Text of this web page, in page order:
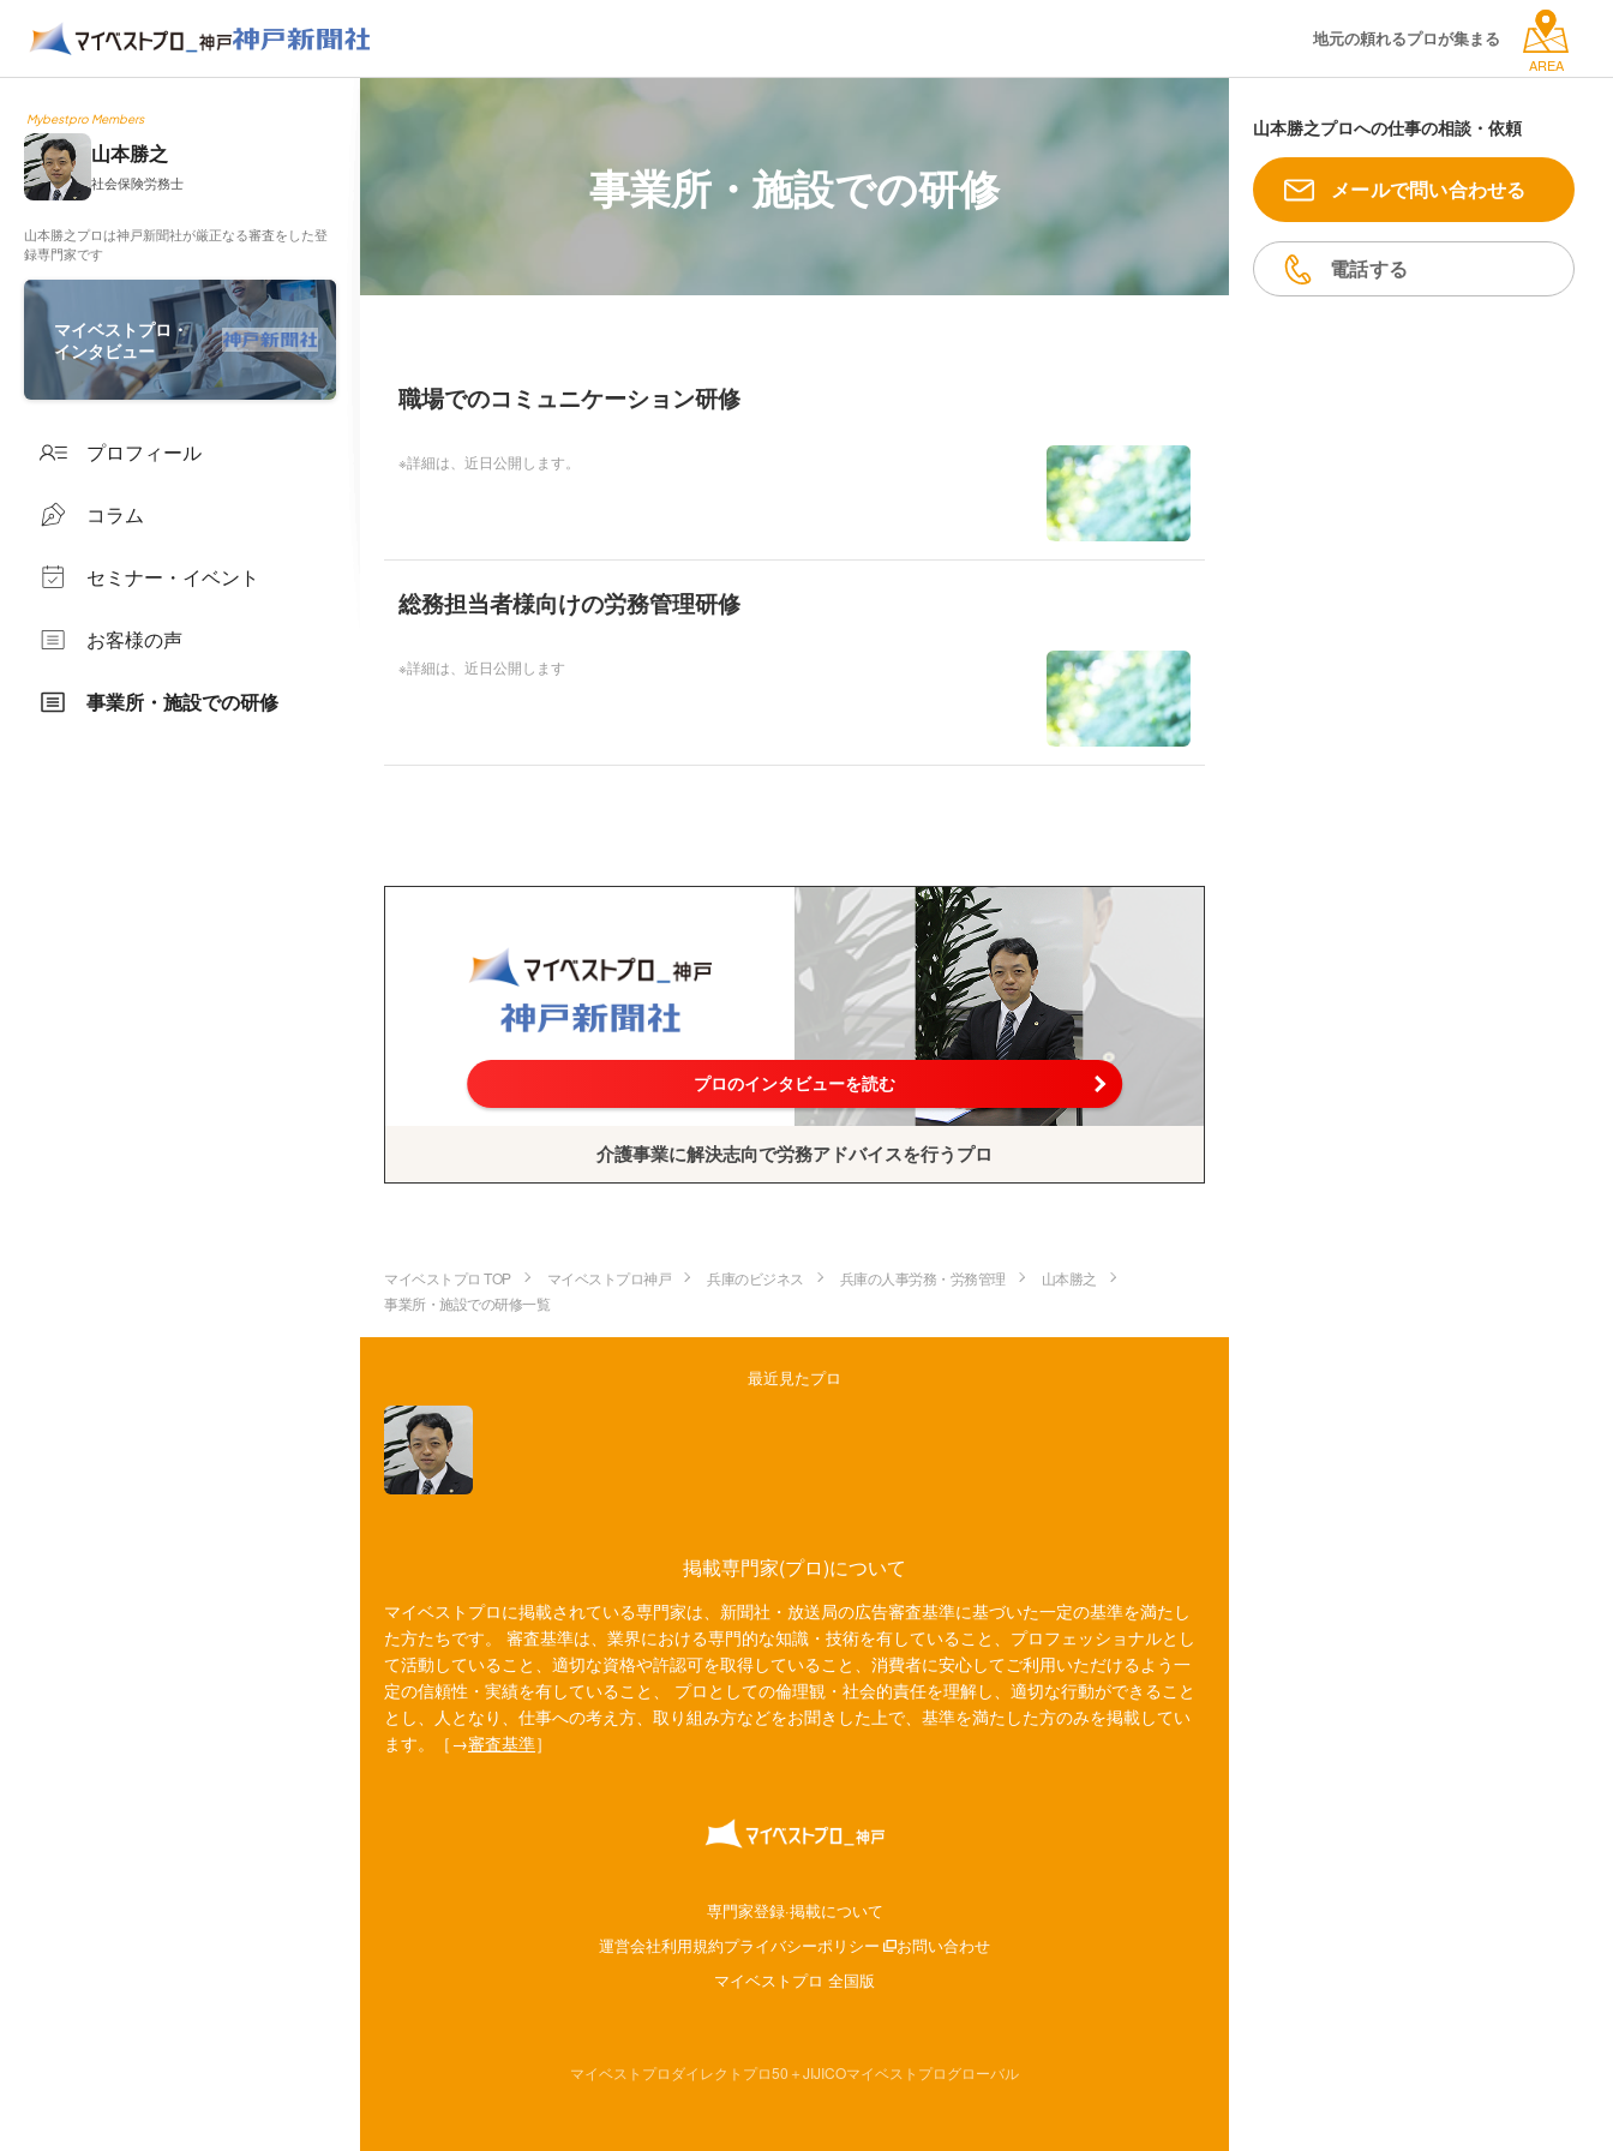
地元の頼れるプロが集まる
AREA
Mybestpro Members
山本勝之
社会保険労務士
山本勝之プロは神戸新聞社が厳正なる審査をした登
録専門家です
マイベストプロ・
インタビュー
プロフィール
コラム
セミナー・イベント
お客様の声
事業所・施設での研修
事業所・施設での研修
職場でのコミュニケーション研修
※詳細は、近日公開します。
総務担当者様向けの労務管理研修
※詳細は、近日公開します
プロのインタビューを読む
介護事業に解決志向で労務アドバイスを行うプロ
マイベストプロ TOP マイベストプロ神戸 兵庫のビジネス 兵庫の人事労務・労務管理
山本勝之
事業所・施設での研修一覧
最近見たプロ
掲載専門家(プロ)について
マイベストプロに掲載されている専門家は、新聞社・放送局の広告審査基準に基づいた一定の基準を満たし
た方たちです。 審査基準は、業界における専門的な知識・技術を有していること、プロフェッショナルとし
て活動していること、適切な資格や許認可を取得していること、消費者に安心してご利用いただけるよう一
定の信頼性・実績を有していること、 プロとしての倫理観・社会的責任を理解し、適切な行動ができること
とし、人となり、仕事への考え方、取り組み方などをお聞きした上で、基準を満たした方のみを掲載してい
ます。［→審査基準］
専門家登録·掲載について
運営会社利用規約プライバシーポリシー
お問い合わせ
マイベストプロ 全国版
マイベストプロダイレクト プロ50＋JIJICOマイベストプログローバル
山本勝之プロへの仕事の相談・依頼
メールで問い合わせる
電話する